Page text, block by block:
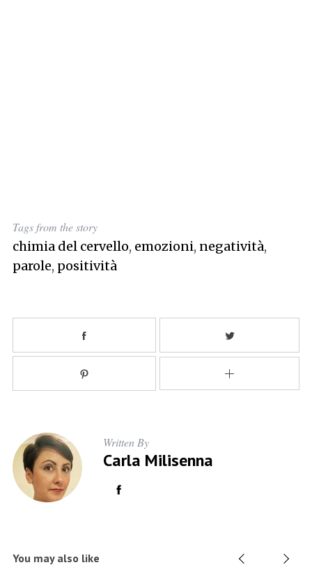
Tags from the story
chimia del cervello, emozioni, negatività,
parole, positività
Written By
Carla Milisenna
You may also like